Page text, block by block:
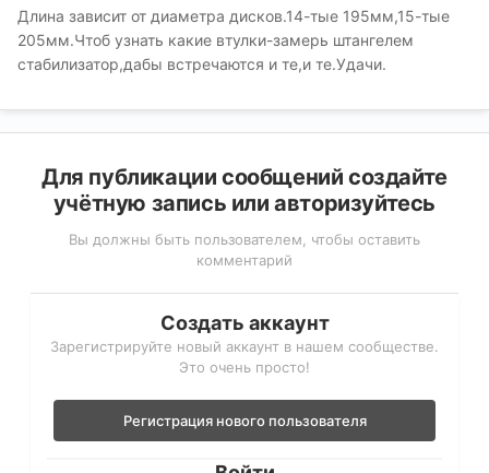
Длина зависит от диаметра дисков.14-тые 195мм,15-тые
205мм.Чтоб узнать какие втулки-замерь штангелем
стабилизатор,дабы встречаются и те,и те.Удачи.
Для публикации сообщений создайте
учётную запись или авторизуйтесь
Вы должны быть пользователем, чтобы оставить
комментарий
Создать аккаунт
Зарегистрируйте новый аккаунт в нашем сообществе.
Это очень просто!
Регистрация нового пользователя